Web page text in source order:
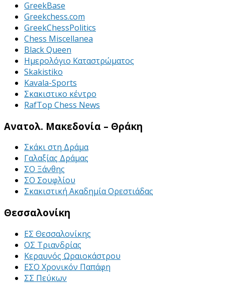
GreekBase
Greekchess.com
GreekChessPolitics
Chess Miscellanea
Black Queen
Ημερολόγιο Καταστρώματος
Skakistiko
Kavala-Sports
Σκακιστικο κέντρο
RafTop Chess News
Ανατολ. Μακεδονία – Θράκη
Σκάκι στη Δράμα
Γαλαξίας Δράμας
ΣΟ Ξάνθης
ΣΟ Σουφλίου
Σκακιστική Ακαδημία Ορεστιάδας
Θεσσαλονίκη
ΕΣ Θεσσαλονίκης
ΟΣ Τριανδρίας
Κεραυνός Ωραιοκάστρου
ΕΣΟ Χρονικόν Παπάφη
ΣΣ Πεύκων